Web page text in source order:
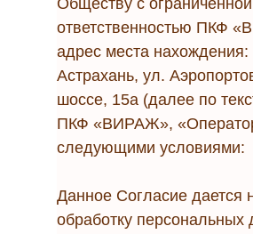
Обществу с ограниченной
ответственностью ПКФ
адрес места нахождения:
Астрахань, ул.
шоссе, 15а (далее по
ПКФ «ВИРАЖ»,
следующими условиями:
Данное Согласие дается
обработку персональных